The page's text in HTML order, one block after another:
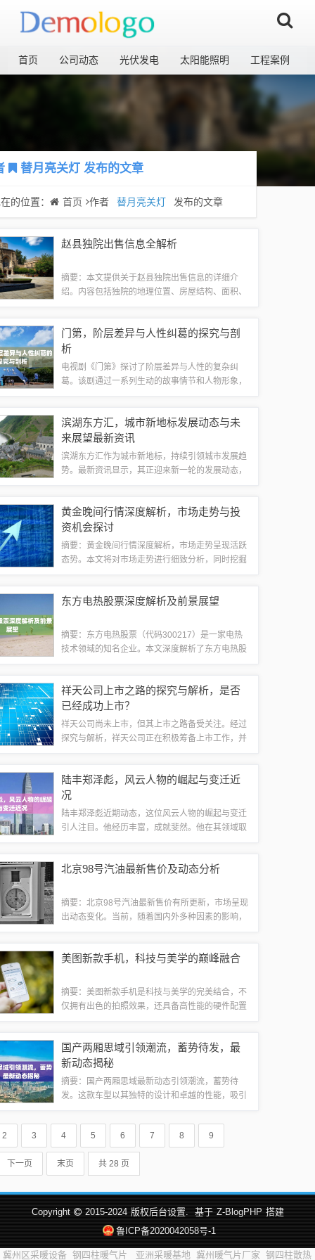
首页 公司动态 光伏发电 太阳能照明 工程案例
替月亮关灯发布的文章
的位置： 首页 作者 替月亮关灯 发布的文章
赵县独院出售信息全解析
摘要：本文提供关于赵县独院出售信息的详细介
绍。内容包括独院的地理位置、房屋结构、面积、
院的出售情况并做出决策。赵县概述赵县位于X...
门第，阶层差异与人性纠葛的探究与剖
析
电视剧《门第》探讨了阶层差异与人性的复杂纠
葛。该剧通过一系列生动的故事情节和人物形象，
同阶层人物的思想、情感和行为方式的差异，以...
滨湖东方汇，城市新地标发展动态与未
来展望最新资讯
滨湖东方汇作为城市新地标，持续引领城市发展趋
势。最新资讯显示，其正迎来新一轮的发展动态，
擎之一。展望未来，滨湖东方汇将不断推出新...
黄金晚间行情深度解析，市场走势与投
资机会探讨
摘要：黄金晚间行情深度解析，市场走势呈现活跃
态势。本文将对市场走势进行细致分析，同时挖掘
参考信息，助力投资决策。本文将深度解析黄...
东方电热股票深度解析及前景展望
摘要：东方电热股票（代码300217）是一家电热
技术领域的知名企业。本文深度解析了东方电热股
高的竞争力。随着技术的不断创新和市场...
祥天公司上市之路的探究与解析，是否
已经成功上市？
祥天公司尚未上市，但其上市之路备受关注。经过
探究与解析，祥天公司正在积极筹备上市工作，并
市时间尚不确定。需要持续关注祥天公司的相...
陆丰郑泽彪，风云人物的崛起与变迁近
况
陆丰郑泽彪近期动态，这位风云人物的崛起与变迁
引人注目。他经历丰富，成就斐然。他在其领域取
彪，这位在陆丰市备受瞩目的风云人物，以其独...
北京98号汽油最新售价及动态分析
摘要：北京98号汽油最新售价有所更新，市场呈现
出动态变化。当前，随着国内外多种因素的影响，
和供应状况等多重因素影响。随着市场变...
美图新款手机，科技与美学的巅峰融合
摘要：美图新款手机是科技与美学的完美结合，不
仅拥有出色的拍照效果，还具备高性能的硬件配置
是拍照、娱乐还是日常使用，美图新款手机都...
国产两厢思域引领潮流，蓄势待发，最
新动态揭秘
摘要：国产两厢思域最新动态引领潮流，蓄势待
发。这款车型以其独特的设计和卓越的性能，吸引
进，国产两厢思域将成为市场上的热门选择，为消
费者带来更加出色的驾驶体验。设计创新，时尚
前...
2 3 4 5 6 7 8 9
下一页 末页 共 28 页
Copyright 2015-2024 版权后台设置. 基于 Z-BlogPHP 搭建
鲁ICP备2020042058号-1
冀州区采暖设备 钢四柱暖气片 亚洲采暖基地 冀州暖气片厂家 钢四柱散热